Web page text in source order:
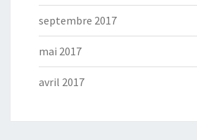
septembre 2017
mai 2017
avril 2017